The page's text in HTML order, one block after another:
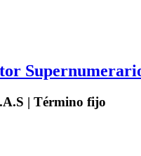
| Término fijo